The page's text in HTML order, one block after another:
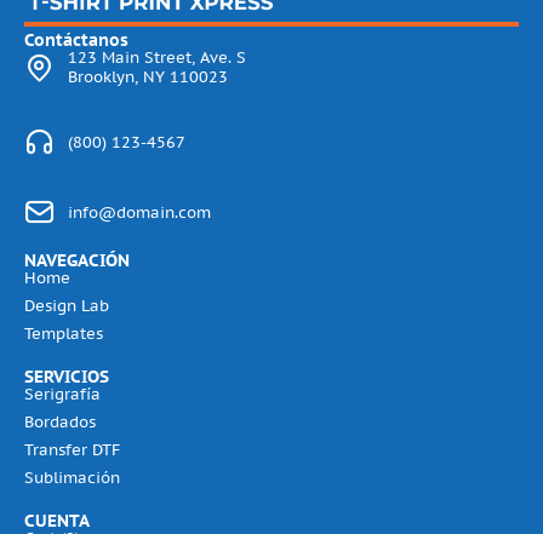
Contáctanos
123 Main Street, Ave. S
Brooklyn, NY 110023
(800) 123-4567
info@domain.com
NAVEGACIÓN
Home
Design Lab
Templates
SERVICIOS
Serigrafía
Bordados
Transfer DTF
Sublimación
CUENTA